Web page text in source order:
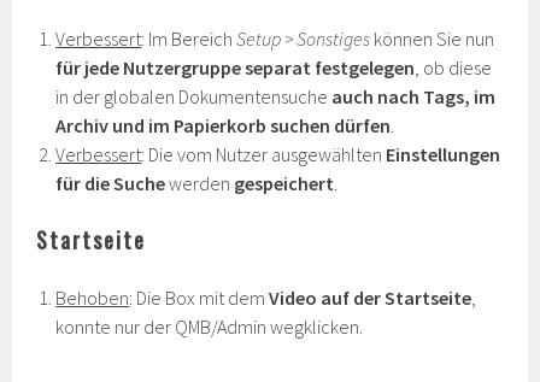
Verbessert: Im BereichSetup > Sonstiges können Sie nun
für jede Nutzergruppe separat festgelegen , ob diese
in der globalen Dokumentensuche auch nach Tags, im
Archiv und im Papierkorb suchen dürfen
Verbessert: Die vom Nutzer ausgewählten Einstellungen
für die Suchewerden gespeichert
Startseite
Behoben: Die Box mit demVideo auf der Startseite
konnte nur der QMB/Admin wegklicken.